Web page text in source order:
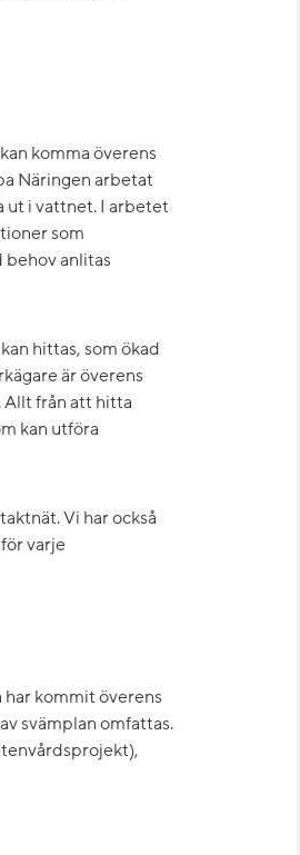
komma överens
Näringen arbetat
ut i vattnet. I arbetet
som
behov anlitas
hittas, som ökad
är överens
Allt från att hitta
kan utföra
Vi har också
varje
kommit överens
svämplan omfattas.